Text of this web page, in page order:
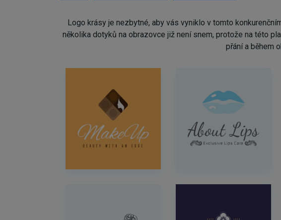
Logo krásy je nezbytné, aby vás vyniklo v tomto
několika dotyků na obrazovce již není snem, protože na této
přání a během